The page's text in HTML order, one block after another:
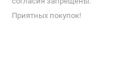
Приятных покупок!